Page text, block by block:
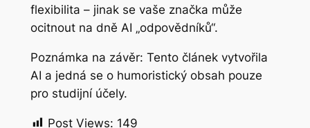
flexibilita – jinak se vaše značka může
ocitnout na dně AI „odpovědníků“.
Poznámka na závěr: Tento článek vytvořila
AI a jedná se o humoristický obsah pouze
pro studijní účely.
Post Views: 149